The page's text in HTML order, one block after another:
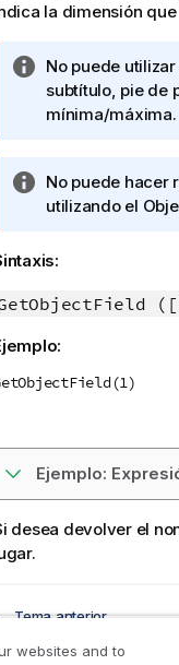
la dimensión
N
o
t
n
f
r
a
i
v
No puede
subtítulo, pie de
mínima/máxima.
N
o
a
n
o
t
i
v
No puede hacer
utilizando el
Ejemplo:
desea devolver el
Tema anterior
websites and to